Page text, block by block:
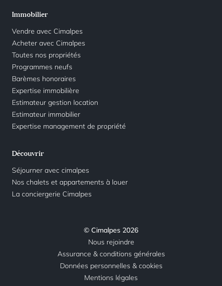
Immobilier
Vendre avec Cimalpes
Acheter avec Cimalpes
Toutes nos propriétés
Programmes neufs
Barèmes honoraires
Expertise immobilière
Estimateur gestion location
Estimateur immobilier
Expertise management de propriété
Découvrir
Séjourner avec cimalpes
Nos chalets et appartements à louer
La conciergerie Cimalpes
© Cimalpes 2026
Nous rejoindre
Assurance & conditions générales
Données personnelles & cookies
Mentions légales